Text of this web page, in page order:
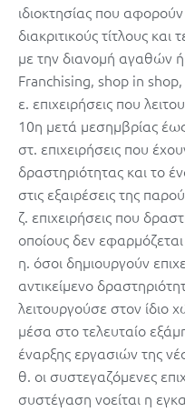
ιδιοκτησίας που
διακριτικούς τίτλους
με την διανομή αγαθών ή
Franchising, shop in
ε. επιχειρήσεις που
10η μετά μεσημβρίας
στ. επιχειρήσεις που
δραστηριότητας και το
στις εξαιρέσεις της
ζ. επιχειρήσεις που
οποίους δεν
η. όσοι δημιουργούν
αντικείμενο
λειτουργούσε στον ίδιο
μέσα στο τελευταίο
έναρξης εργασιών της
θ. οι συστεγαζόμενες
συστέγαση νοείται η